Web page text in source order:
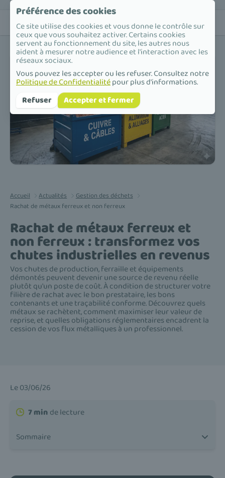
Accueil Actualités
Gestion des déchets
Rachat de métaux ferreux et non ferreux
Rachat de métaux ferreux et
non ferreux : transformez vos
chutes industrielles en revenus
Vos chutes de production, ferraille et équipements
démontés peuvent devenir une source de revenu réelle
plutôt qu'un poste de coût. À condition de structurer votre
filière de rachat avec le bon prestataire, les bons
contenants et une traçabilité conforme. Découvrez quels
métaux se rachètent, comment maximiser leur valeur de
reprise, et quelles obligations réglementaires encadrent la
cession de vos flux métalliques à un professionnel.
Le 03/06/26
7 min de lecture
Sommaire
Préférence des cookies
Ce site utilise des cookies et vous donne le contrôle sur
ceux que vous souhaitez activer. Certains cookies
servent au fonctionnement du site, les autres nous
aident à mesurer notre audience et l'interaction avec les
réseaux sociaux.
Vous pouvez les accepter ou les refuser. Consultez notre
Politique de Confidentialitépour plus d'informations.
Refuser
Accepter et fermer